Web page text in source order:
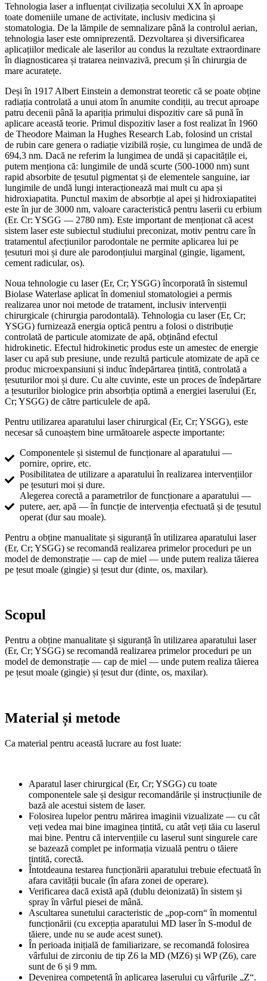
Tehnologia laser a influențat civilizația secolului XX în aproape
toate domeniile umane de activitate, inclusiv medicina și
stomatologia. De la lămpile de semnalizare până la controlul aerian,
tehnologia laser este omniprezentă. Dezvoltarea și diversificarea
aplicațiilor medicale ale laserilor au condus la rezultate extraordinare
în diagnosticarea și tratarea neinvazivă, precum și în chirurgia de
mare acuratețe.
Deși în 1917 Albert Einstein a demonstrat teoretic că se poate obține
radiația controlată a unui atom în anumite condiții, au trecut aproape
patru decenii până la apariția primului dispozitiv care să pună în
aplicare această teorie. Primul dispozitiv laser a fost realizat în 1960
de Theodore Maiman la Hughes Research Lab, folosind un cristal
de rubin care genera o radiație vizibilă roșie, cu lungimea de undă de
694,3 nm. Dacă ne referim la lungimea de undă și capacitățile ei,
putem menționa că: lungimile de undă scurte (500-1000 nm) sunt
rapid absorbite de țesutul pigmentat și de elementele sanguine, iar
lungimile de undă lungi interacționează mai mult cu apa și
hidroxiapatita. Punctul maxim de absorbție al apei și hidroxiapatitei
este în jur de 3000 nm, valoare caracteristică pentru laserii cu erbium
(Er. Cr: YSGG — 2780 nm). Este important de menționat că acest
sistem laser este subiectul studiului preconizat, motiv pentru care în
tratamentul afecțiunilor parodontale ne permite aplicarea lui pe
țesuturi moi și dure ale parodonțiului marginal (gingie, ligament,
cement radicular, os).
Noua tehnologie cu laser (Er, Cr; YSGG) încorporată în sistemul
Biolase Waterlase aplicat în domeniul stomatologiei a permis
realizarea unor noi metode de tratament, inclusiv intervenții
chirurgicale (chirurgia parodontală). Tehnologia cu laser (Er, Cr;
YSGG) furnizează energia optică pentru a folosi o distribuție
controlată de particule atomizate de apă, obținând efectul
hidrokinetic. Efectul hidrokinetic produs este un amestec de energie
laser cu apă sub presiune, unde rezultă particule atomizate de apă ce
produc microexpansiuni și induc îndepărtarea țintită, controlată a
țesuturilor moi și dure. Cu alte cuvinte, este un proces de îndepărtare
a țesuturilor biologice prin absorbția optimă a energiei laserului (Er,
Cr; YSGG) de către particulele de apă.
Pentru utilizarea aparatului laser chirurgical (Er, Cr; YSGG), este
necesar să cunoaștem bine următoarele aspecte importante:
Componentele și sistemul de funcționare al aparatului —
pornire, oprire, etc.
Posibilitatea de utilizare a aparatului în realizarea intervențiilor
pe țesuturi moi și dure.
Alegerea corectă a parametrilor de funcționare a aparatului —
putere, aer, apă — în funcție de intervenția efectuată și de țesutul
operat (dur sau moale).
Pentru a obține manualitate și siguranță în utilizarea aparatului laser
(Er, Cr; YSGG) se recomandă realizarea primelor proceduri pe un
model de demonstrație — cap de miel — unde putem realiza tăierea
pe țesut moale (gingie) și țesut dur (dinte, os, maxilar).
Scopul
Pentru a obține manualitate și siguranță în utilizarea aparatului laser
(Er, Cr; YSGG) se recomandă realizarea primelor proceduri pe un
model de demonstrație — cap de miel — unde putem realiza tăierea
pe țesut moale (gingie) și țesut dur (dinte, os, maxilar).
Material și metode
Ca material pentru această lucrare au fost luate:
Aparatul laser chirurgical (Er, Cr; YSGG) cu toate
componentele sale și desigur recomandările și instrucțiunile de
bază ale acestui sistem de laser.
Folosirea lupelor pentru mărirea imaginii vizualizate — cu cât
veți vedea mai bine imaginea țintită, cu atât veți tăia cu laserul
mai bine. Pentru că intervențiile cu laserul sunt singurele care
se bazează complet pe informația vizuală pentru o tăiere
țintită, corectă.
Întotdeauna testarea funcționării aparatului trebuie efectuată în
afara cavității bucale (în afara zonei de operare).
Verificarea dacă există apă (dublu deionizată) în sistem și
spray în vârful piesei de mână.
Ascultarea sunetului caracteristic de „pop-corn“ în momentul
funcționării (cu excepția aparatului MD laser în S-modul de
tăiere, unde nu se aude acest sunet).
În perioada inițială de familiarizare, se recomandă folosirea
vârfului de zirconiu de tip Z6 la MD (MZ6) și WP (Z6), care
sunt de 6 și 9 mm.
Devenirea competentă în aplicarea laserului cu vârfurile „Z“.